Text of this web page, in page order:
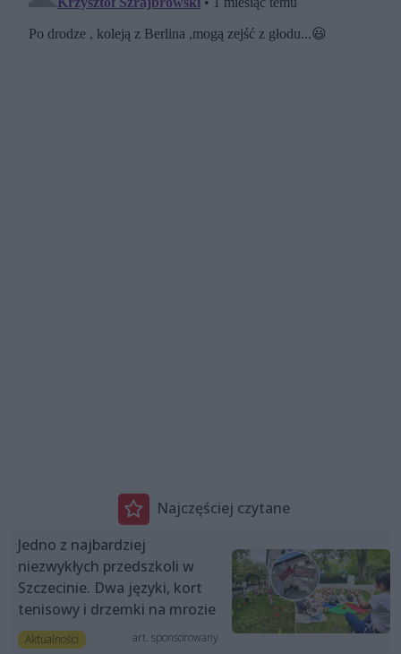
Najczęściej czytane
Jedno z najbardziej
niezwykłych przedszkoli w
Szczecinie. Dwa języki, kort
tenisowy i drzemki na mrozie
Aktualności art. sponsorowany